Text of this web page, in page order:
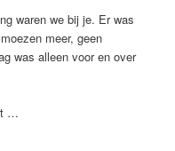
waren we bij je. Er was
meer, geen
was alleen voor en over
…